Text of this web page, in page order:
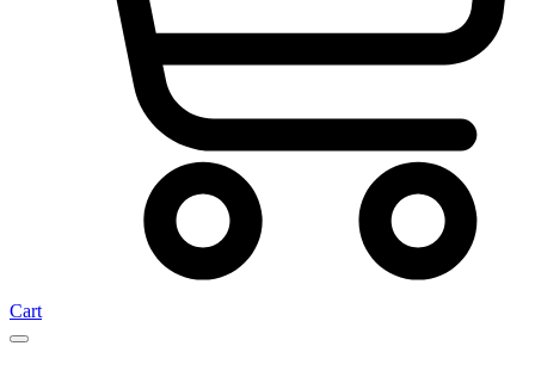
Cart